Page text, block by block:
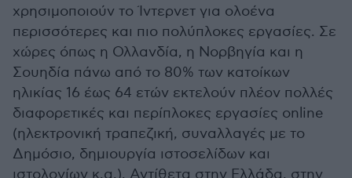
χρησιμοποιούν το Ίντερνετ για ολοένα
περισσότερες και πιο πολύπλοκες εργασίες. Σε
χώρες όπως η Ολλανδία, η Νορβηγία και η
Σουηδία πάνω από το 80% των κατοίκων
ηλικίας 16 έως 64 ετών εκτελούν πλέον πολλές
διαφορετικές και περίπλοκες εργασίες online
(ηλεκτρονική τραπεζική, συναλλαγές με το
Δημόσιο, δημιουργία ιστοσελίδων και
ιστολογίων κ.α.). Αντίθετα στην Ελλάδα, στην